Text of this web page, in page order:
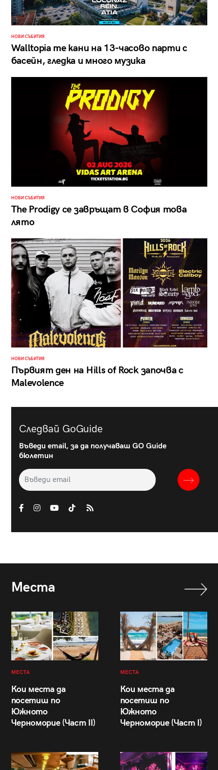
НОВИ СЪБИТИЯ
Walltopia те кани на 13-часово парти с
басейн, гледка и много музика
НОВИ СЪБИТИЯ
The Prodigy се завръщат в София това
лято
НОВИ СЪБИТИЯ
Първият ден на Hills of Rock започва с
Malevolence
Следвай GoGuide
Въведи email, за да получаваш GO Guide
бюлетин
Места
МЕСТА
Кои места да
посетиш по
Южното
Черноморие (Част II)
МЕСТА
Кои места да
посетиш по
Южното
Черноморие (Част I)